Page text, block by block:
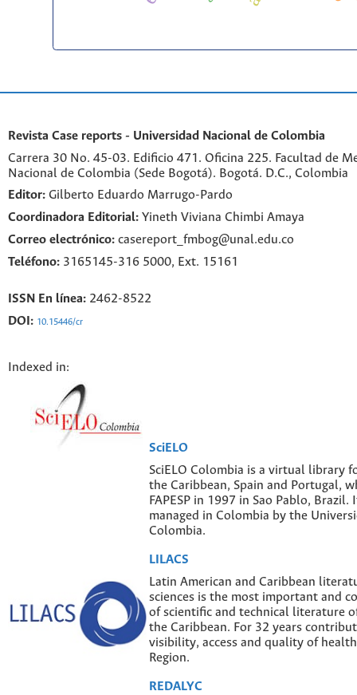
Revista Case reports - Universidad Nacional de Colombia
Carrera 30 No. 45-03. Edificio 471. Oficina 225. Facultad de
Nacional de Colombia (Sede Bogotá). Bogotá. D.C., Colombia
Editor: Gilberto Eduardo Marrugo-Pardo
Coordinadora Editorial: Yineth Viviana Chimbi Amaya
Correo electrónico: casereport_fmbog@unal.edu.co
Teléfono: 3165145-316 5000, Ext. 15161
ISSN En línea: 2462-8522
DOI: 10.15446/cr
Indexed in:
SciELO
SciELO Colombia is a virtual library
the Caribbean, Spain and Portugal,
FAPESP in 1997 in Sao Pablo,
managed in Colombia by the
Colombia.
LILACS
Latin American and Caribbean
sciences is the most important and
of scientific and technical literature
the Caribbean. For 32 years
visibility, access and quality of
Region.
REDALYC